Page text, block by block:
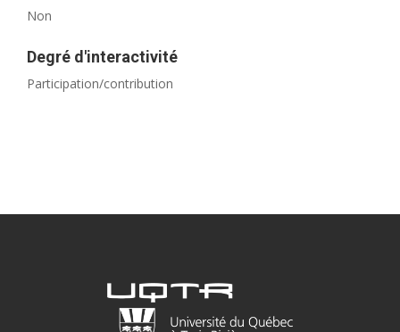
Non
Degré d'interactivité
Participation/contribution